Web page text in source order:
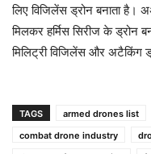
लिए विजिलेंस ड्रोन बनाता है।
मिलकर हर्मिस सिरीज के ड्रोन
मिलिट्री विजिलेंस और अटैकिंग
TAGS armed drones list
combat drone industry